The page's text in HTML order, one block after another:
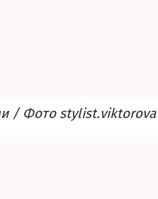
/ Фото stylist.viktorova